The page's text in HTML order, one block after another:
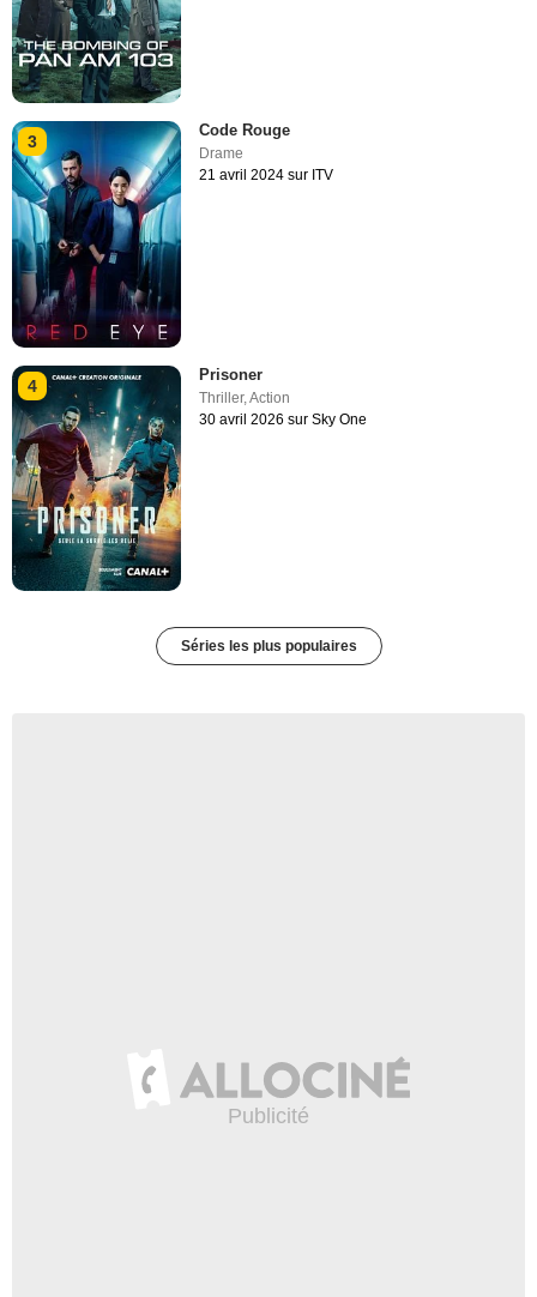
3
Code Rouge
Drame
21 avril 2024 sur ITV
4
Prisoner
Thriller,Action
30 avril 2026 sur Sky One
Séries les plus populaires